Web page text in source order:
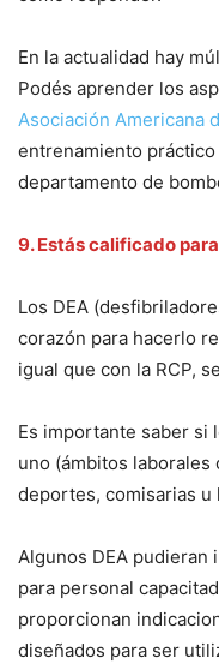
En la actualidad hay
Podés aprender los
Asociación Americana
entrenamiento
departamento de
9. Estás calificado
Los DEA
corazón para hacerlo
igual que con la RCP,
Es importante saber si
uno (ámbitos
deportes, comisarias u
Algunos DEA pudieran
para personal
proporcionan
diseñados para ser